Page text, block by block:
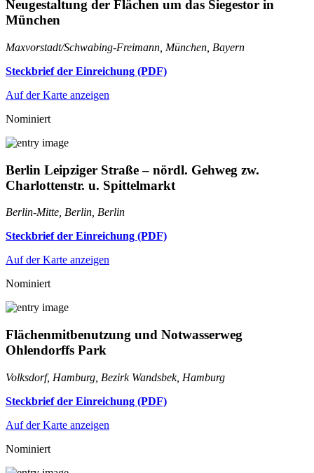
Neugestaltung der Flächen um das Siegestor in
München
Maxvorstadt/Schwabing-Freimann, München, Bayern
Steckbrief der Einreichung (PDF)
Auf der Karte anzeigen
Nominiert
Berlin Leipziger Straße – nördl. Gehweg zw.
Charlottenstr. u. Spittelmarkt
Berlin-Mitte, Berlin, Berlin
Steckbrief der Einreichung (PDF)
Auf der Karte anzeigen
Nominiert
Flächenmitbenutzung und Notwasserweg
Ohlendorffs Park
Volksdorf, Hamburg, Bezirk Wandsbek, Hamburg
Steckbrief der Einreichung (PDF)
Auf der Karte anzeigen
Nominiert